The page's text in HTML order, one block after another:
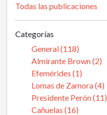
Todas las publicaciones
Categorías
General (118)
Almirante Brown (2)
Efemérides (1)
Lomas de Zamora (4)
Presidente Perón (11)
Cañuelas (16)